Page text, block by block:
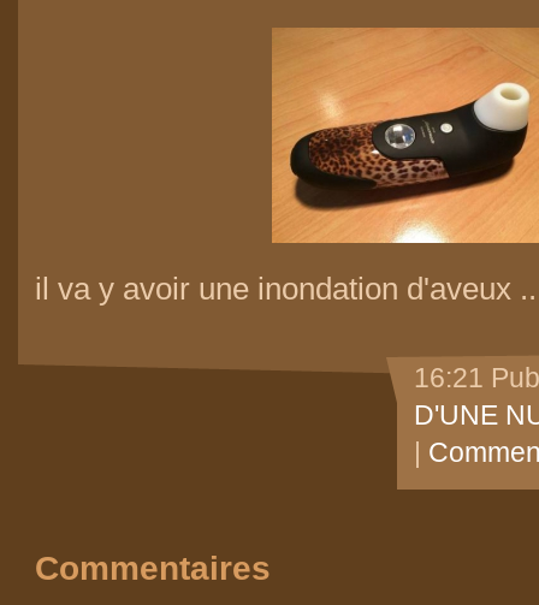
il va y avoir une inondation d'aveux
16:21
D'UNE
Commentaires